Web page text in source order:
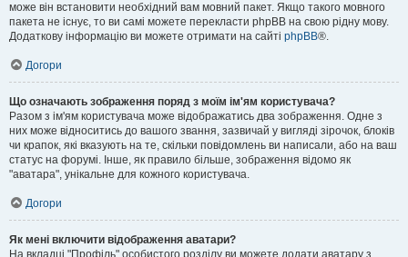
може він встановити необхідний вам мовний пакет. Якщо такого мовного
пакета не існує, то ви самі можете перекласти phpBB на свою рідну мову.
Додаткову інформацію ви можете отримати на сайті phpBB®.
Догори
Що означають зображення поряд з моїм ім'ям користувача?
Разом з ім'ям користувача може відображатись два зображення. Одне з
них може відноситись до вашого звання, зазвичай у вигляді зірочок, блоків
чи крапок, які вказують на те, скільки повідомлень ви написали, або на ваш
статус на форумі. Інше, як правило більше, зображення відомо як
"аватара", унікальне для кожного користувача.
Догори
Як мені включити відображення аватари?
На вкладці "Профіль" особистого розділу ви можете додати аватару з